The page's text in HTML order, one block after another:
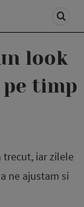
look
timp
trecut, iar zilele
ne ajustam si